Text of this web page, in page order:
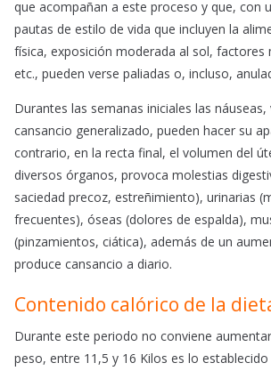
que acompañan a este proceso y que, con
pautas de estilo de vida que incluyen la
física, exposición moderada al sol, factores
etc., pueden verse paliadas o, incluso,
Durantes las semanas iniciales las
cansancio generalizado, pueden hacer su
contrario, en la recta final, el volumen del
diversos órganos, provoca molestias
saciedad precoz, estreñimiento), urinarias
frecuentes), óseas (dolores de espalda),
(pinzamientos, ciática), además de un
produce cansancio a diario.
Contenido calórico de la
Durante este periodo no conviene
peso, entre 11,5 y 16 Kilos es lo